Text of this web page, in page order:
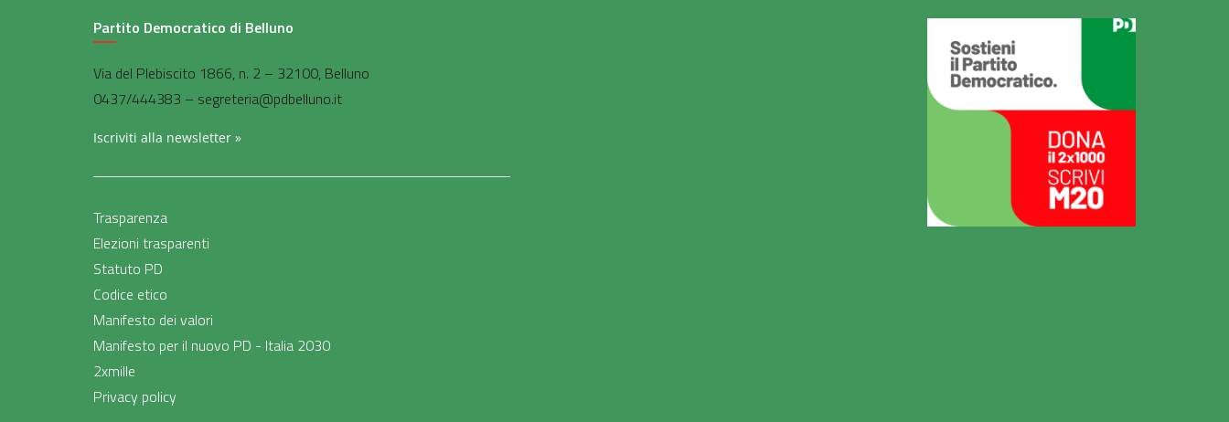
Partito Democratico di Belluno
Via del Plebiscito 1866, n. 2 – 32100, Belluno
0437/444383 – segreteria@pdbelluno.it
Iscriviti alla newsletter »
Trasparenza
Elezioni trasparenti
Statuto PD
Codice etico
Manifesto dei valori
Manifesto per il nuovo PD - Italia 2030
2xmille
Privacy policy